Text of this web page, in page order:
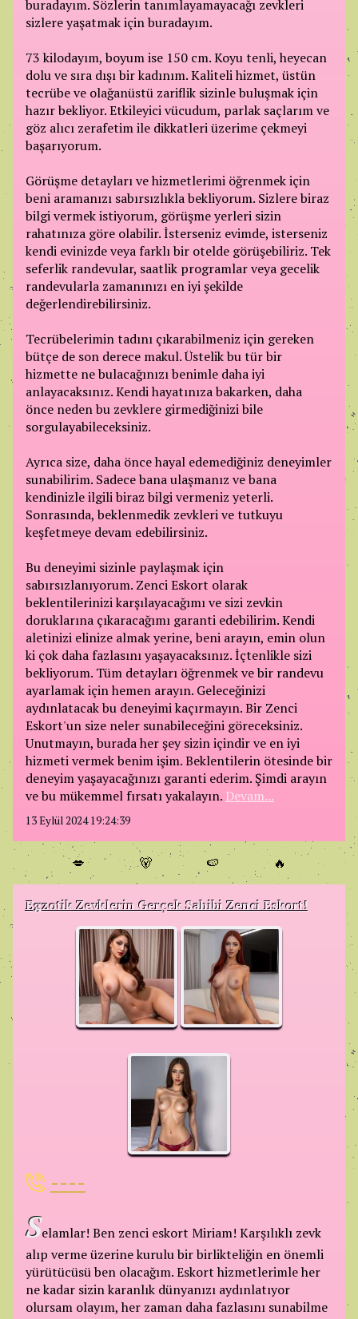
buradayım. Sözlerin tanımlayamayacağı zevkleri
sizlere yaşatmak için buradayım.
73 kilodayım, boyum ise 150 cm. Koyu tenli, heyecan
dolu ve sıra dışı bir kadınım. Kaliteli hizmet, üstün
tecrübe ve olağanüstü zariflik sizinle buluşmak için
hazır bekliyor. Etkileyici vücudum, parlak saçlarım ve
göz alıcı zerafetim ile dikkatleri üzerime çekmeyi
başarıyorum.
Görüşme detayları ve hizmetlerimi öğrenmek için
beni aramanızı sabırsızlıkla bekliyorum. Sizlere biraz
bilgi vermek istiyorum, görüşme yerleri sizin
rahatınıza göre olabilir. İsterseniz evimde, isterseniz
kendi evinizde veya farklı bir otelde görüşebiliriz. Tek
seferlik randevular, saatlik programlar veya gecelik
randevularla zamanınızı en iyi şekilde
değerlendirebilirsiniz.
Tecrübelerimin tadını çıkarabilmeniz için gereken
bütçe de son derece makul. Üstelik bu tür bir
hizmette ne bulacağınızı benimle daha iyi
anlayacaksınız. Kendi hayatınıza bakarken, daha
önce neden bu zevklere girmediğinizi bile
sorgulayabileceksiniz.
Ayrıca size, daha önce hayal edemediğiniz deneyimler
sunabilirim. Sadece bana ulaşmanız ve bana
kendinizle ilgili biraz bilgi vermeniz yeterli.
Sonrasında, beklenmedik zevkleri ve tutkuyu
keşfetmeye devam edebilirsiniz.
Bu deneyimi sizinle paylaşmak için
sabırsızlanıyorum. Zenci Eskort olarak
beklentilerinizi karşılayacağımı ve sizi zevkin
doruklarına çıkaracağımı garanti edebilirim. Kendi
aletinizi elinize almak yerine, beni arayın, emin olun
ki çok daha fazlasını yaşayacaksınız. İçtenlikle sizi
bekliyorum. Tüm detayları öğrenmek ve bir randevu
ayarlamak için hemen arayın. Geleceğinizi
aydınlatacak bu deneyimi kaçırmayın. Bir Zenci
Eskort'un size neler sunabileceğini göreceksiniz.
Unutmayın, burada her şey sizin içindir ve en iyi
hizmeti vermek benim işim. Beklentilerin ötesinde bir
deneyim yaşayacağınızı garanti ederim. Şimdi arayın
ve bu mükemmel fırsatı yakalayın. Devam...
13 Eylül 2024 19:24:39
💋 🐻 🍉 🔥
Egzotik Zevklerin Gerçek Sahibi Zenci Eskort!
----
Selamlar! Ben zenci eskort Miriam! Karşılıklı zevk
alıp verme üzerine kurulu bir birlikteliğin en önemli
yürütücüsü ben olacağım. Eskort hizmetlerimle her
ne kadar sizin karanlık dünyanızı aydınlatıyor
olursam olayım, her zaman daha fazlasını sunabilme